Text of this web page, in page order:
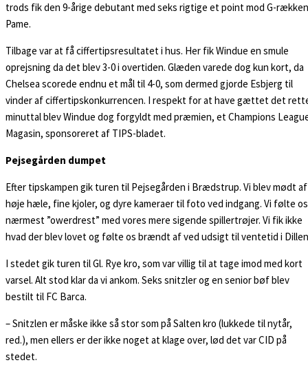
trods fik den 9-årige debutant med seks rigtige et point mod G-rækken
Pame.
Tilbage var at få ciffertipsresultatet i hus. Her fik Windue en smule
oprejsning da det blev 3-0 i overtiden. Glæden varede dog kun kort, da
Chelsea scorede endnu et mål til 4-0, som dermed gjorde Esbjerg til
vinder af ciffertipskonkurrencen. I respekt for at have gættet det
minuttal blev Windue dog forgyldt med præmien, et Champions
Magasin, sponsoreret af TIPS-bladet.
Pejsegården dumpet
Efter tipskampen gik turen til Pejsegården i Brædstrup. Vi blev mødt af
høje hæle, fine kjoler, og dyre kameraer til foto ved indgang. Vi følte os
nærmest ”owerdrest” med vores mere sigende spillertrøjer. Vi fik ikke
hvad der blev lovet og følte os brændt af ved udsigt til ventetid i
I stedet gik turen til Gl. Rye kro, som var villig til at tage imod med kort
varsel. Alt stod klar da vi ankom. Seks snitzler og en senior bøf blev
bestilt til FC Barca.
– Snitzlen er måske ikke så stor som på Salten kro (lukkede til nytår,
red.), men ellers er der ikke noget at klage over, lød det var CID på
stedet.